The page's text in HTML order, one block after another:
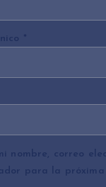
*
nombre, correo
para la próxima